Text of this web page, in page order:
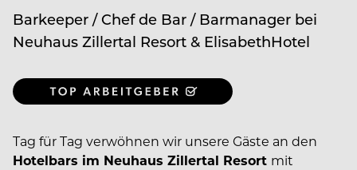
Barkeeper / Chef de Bar / Barmanager bei
Neuhaus Zillertal Resort & ElisabethHotel
Tag für Tag verwöhnen wir unsere Gäste an den
Hotelbars im Neuhaus Zillertal Resort mit